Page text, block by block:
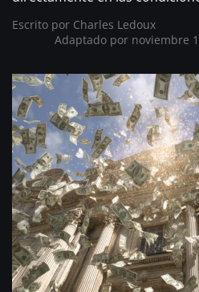
Escrito por Charles Ledoux
Adaptado por noviembre